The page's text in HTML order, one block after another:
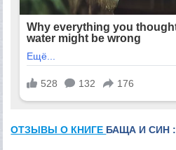
ОТЗЫВЫ О КНИГЕ БАЩА И СИН :